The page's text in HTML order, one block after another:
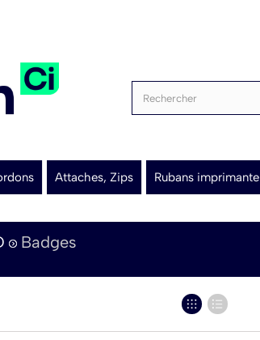
Attaches, Zips Rubans imprimante
Badges